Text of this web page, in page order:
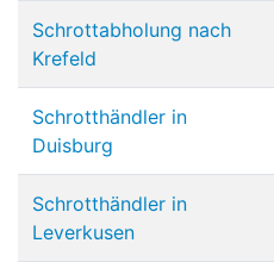
Schrottabholung nach
Krefeld
Schrotthändler in
Duisburg
Schrotthändler in
Leverkusen